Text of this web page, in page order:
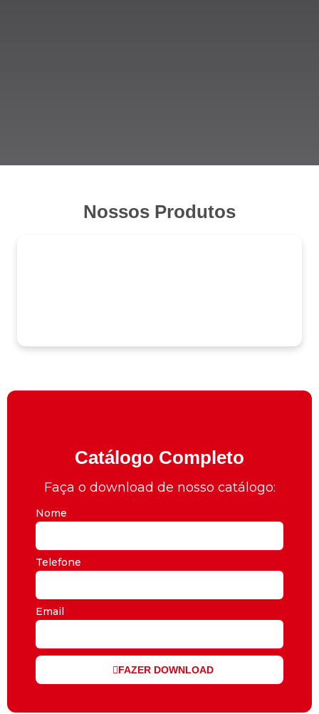
Nossos Produtos
Catálogo Completo
Faça o download de nosso catálogo:
Nome
Telefone
Email
FAZER DOWNLOAD